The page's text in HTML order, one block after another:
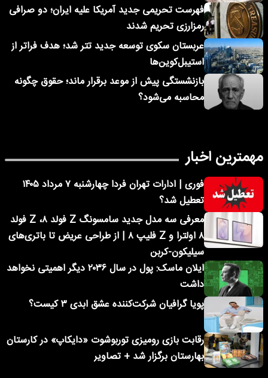
فهرست تحریمی جدید آمریکا علیه ایران؛ دو صرافی
رمزارزی تحریم شدند
عربستان سکوی توسعه جدید تتر شد؛ هدف فراتر از
استیبل‌کوین‌ها
بازنشستگی پیش از موعد برقرار ماند؛ حقوق چگونه
محاسبه می‌شود؟
مهمترین اخبار
فوری | ادارات تهران فردا چهارشنبه ۷ مرداد ۱۴۰۵
تعطیل شد؟
معرفی سه مدل جدید سامسونگ Z فولد ۸، Z فولد
۸ اولترا و Z فلیپ ۸ | از طراحی عریض تا باتری‌های
سیلیکون-کربن
ایلان ماسک: پول در سال ۲۰۳۶ دیگر اهمیتی نخواهد
داشت
پویا گرافیان شرکت‌کننده عشق ابدی ۳ کیست؟
رقابت بازی رومیزی توربوشوت «دایکاپ» در کارستان
بهارستان برگزار شد + تصاویر